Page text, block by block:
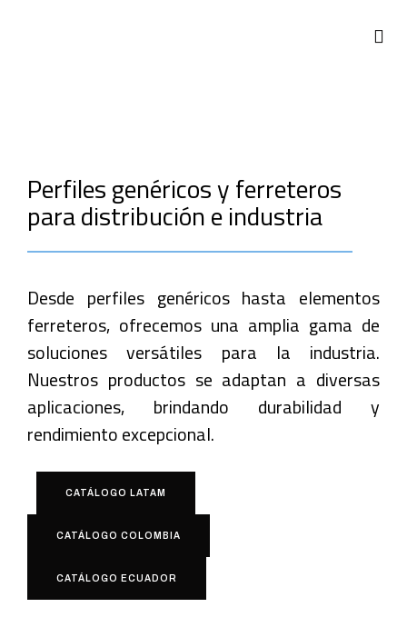
Perfiles genéricos y ferreteros
para distribución e industria
Desde perfiles genéricos hasta elementos
ferreteros, ofrecemos una amplia gama de
soluciones versátiles para la industria.
Nuestros productos se adaptan a diversas
aplicaciones, brindando durabilidad y
rendimiento excepcional.
CATÁLOGO LATAM
CATÁLOGO COLOMBIA
CATÁLOGO ECUADOR